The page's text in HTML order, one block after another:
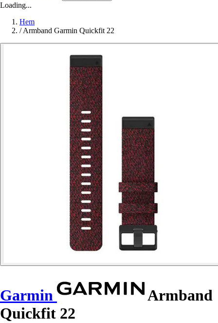
Loading...
Hem
/ Armband Garmin Quickfit 22
Garmin
Armband
Quickfit 22